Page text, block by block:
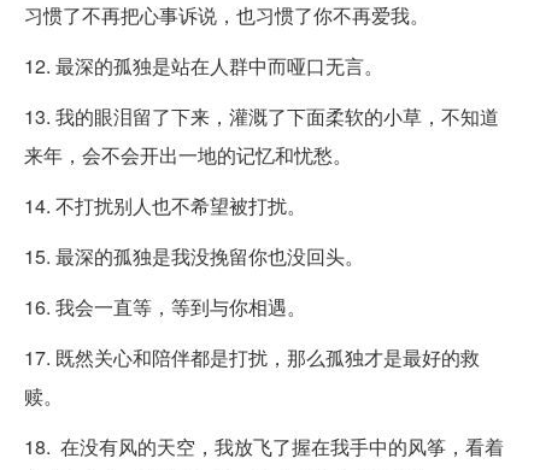
习惯了不再把心事诉说，也习惯了你不再爱我。
12. 最深的孤独是站在人群中而哑口无言。
13. 我的眼泪留了下来，灌溉了下面柔软的小草，不知道
来年，会不会开出一地的记忆和忧愁。
14. 不打扰别人也不希望被打扰。
15. 最深的孤独是我没挽留你也没回头。
16. 我会一直等，等到与你相遇。
17. 既然关心和陪伴都是打扰，那么孤独才是最好的救
赎。
18. 在没有风的天空，我放飞了握在我手中的风筝，看着